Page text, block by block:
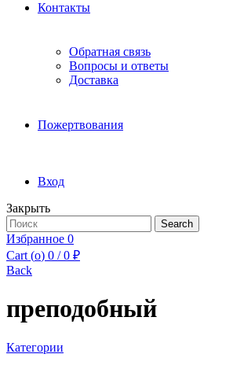
Контакты
Обратная связь
Вопросы и ответы
Доставка
Пожертвования
Вход
Закрыть
Search
for:
Search
Избранное 0
Cart (o) 0 / 0 ₽
Back
преподобный
Категории